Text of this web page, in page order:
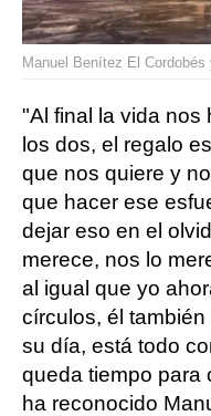
Manuel Benítez El
"Al final la vida nos
los dos, el regalo
que nos quiere y
que hacer ese
dejar eso en el
merece, nos lo
al igual que yo
círculos, él
su día, está todo
queda tiempo para
ha reconocido